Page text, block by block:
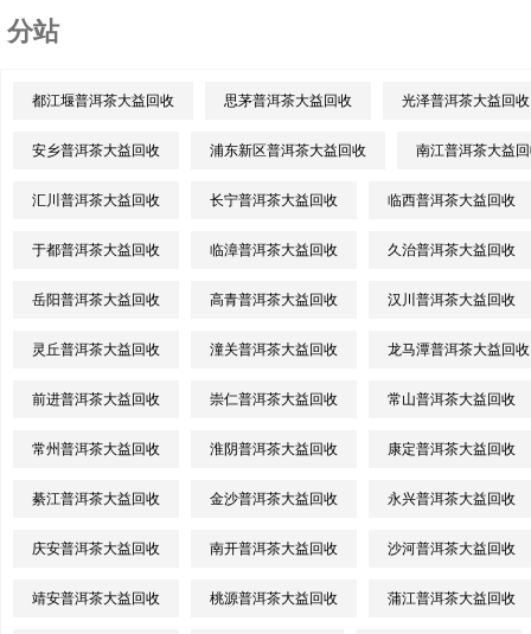
分站
都江堰普洱茶大益回收 思茅普洱茶大益回收 光泽普洱茶大益回收
安乡普洱茶大益回收 浦东新区普洱茶大益回收 南江普洱茶大益
汇川普洱茶大益回收 长宁普洱茶大益回收 临西普洱茶大益回收
于都普洱茶大益回收 临漳普洱茶大益回收 久治普洱茶大益回收
岳阳普洱茶大益回收 高青普洱茶大益回收 汉川普洱茶大益回收
灵丘普洱茶大益回收 潼关普洱茶大益回收 龙马潭普洱茶大益回收
前进普洱茶大益回收 崇仁普洱茶大益回收 常山普洱茶大益回收
常州普洱茶大益回收 淮阴普洱茶大益回收 康定普洱茶大益回收
綦江普洱茶大益回收 金沙普洱茶大益回收 永兴普洱茶大益回收
庆安普洱茶大益回收 南开普洱茶大益回收 沙河普洱茶大益回收
靖安普洱茶大益回收 桃源普洱茶大益回收 蒲江普洱茶大益回收